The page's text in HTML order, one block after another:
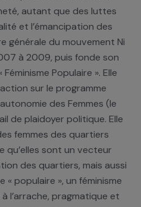
Bobigny. A travers ses
la question de l’identité,
autant que des
et l’émancipation des
générale du
2007 à 2009, puis fonde
« Féminisme Populaire ».
action sur le programme
l’autonomie des Femmes
de plaidoyer politique.
des femmes des quartiers
qu’elles sont un vecteur